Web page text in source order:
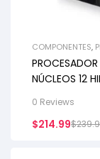
COMPONENTES,
NÚCLEOS 12
0 Reviews
$
$214.99